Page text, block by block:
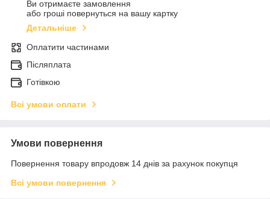
Ви отримаєте замовлення
або гроші повернуться на вашу картку
Детальніше
Оплатити частинами
Післяплата
Готівкою
Всі умови оплати
Умови повернення
Повернення товару впродовж 14 днів за рахунок покупця
Всі умови повернення